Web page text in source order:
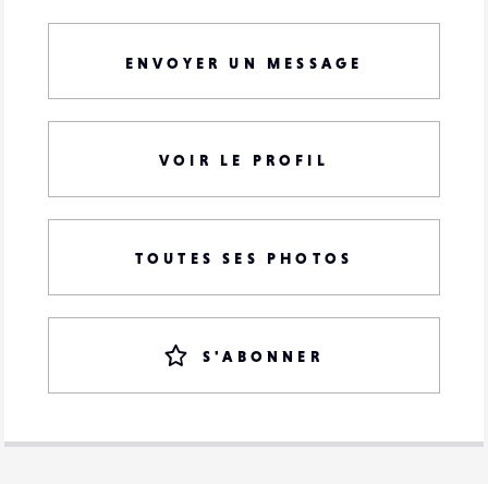
ENVOYER UN MESSAGE
VOIR LE PROFIL
TOUTES SES PHOTOS
S'ABONNER